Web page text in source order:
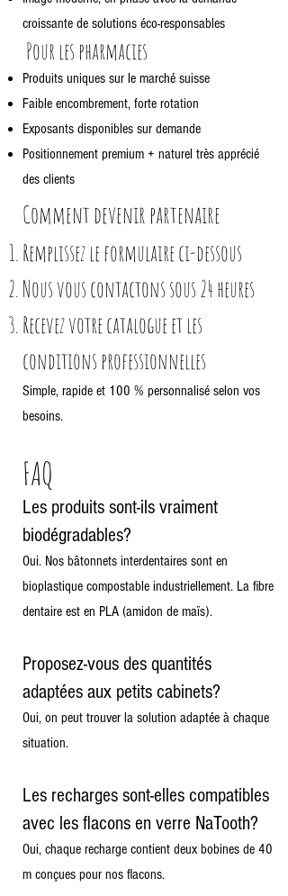
croissante de solutions éco-responsables
Pour les pharmacies
Produits uniques sur le marché suisse
Faible encombrement, forte rotation
Exposants disponibles sur demande
Positionnement premium + naturel très apprécié
des clients
Comment devenir partenaire
Remplissez le formulaire ci-dessous
Nous vous contactons sous 24 heures
Recevez votre catalogue et les
conditions professionnelles
Simple, rapide et 100 % personnalisé selon vos
besoins.
FAQ
Les produits sont-ils vraiment
biodégradables?
Oui. Nos bâtonnets interdentaires sont en
bioplastique compostable industriellement. La fibre
dentaire est en PLA (amidon de maïs).
Proposez-vous des quantités
adaptées aux petits cabinets?
Oui, on peut trouver la solution adaptée à chaque
situation.
Les recharges sont-elles compatibles
avec les flacons en verre NaTooth?
Oui, chaque recharge contient deux bobines de 40
m conçues pour nos flacons.